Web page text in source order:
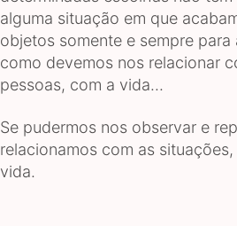
alguma situação em que
objetos somente e sempre
como devemos nos relacionar
pessoas, com a vida...
Se pudermos nos observar e
relacionamos com as
vida.